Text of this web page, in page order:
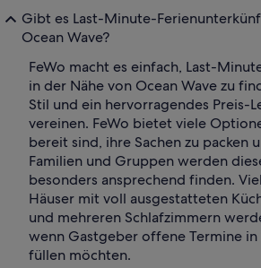
Gibt es Last-Minute-
Ocean Wave?
FeWo macht es einfach, Last-
in der Nähe von Ocean Wave zu
Stil und ein hervorragendes Preis-
vereinen. FeWo bietet viele
bereit sind, ihre Sachen zu packen
Familien und Gruppen werden
besonders ansprechend finden.
Häuser mit voll ausgestatteten
und mehreren Schlafzimmern
wenn Gastgeber offene Termine
füllen möchten.